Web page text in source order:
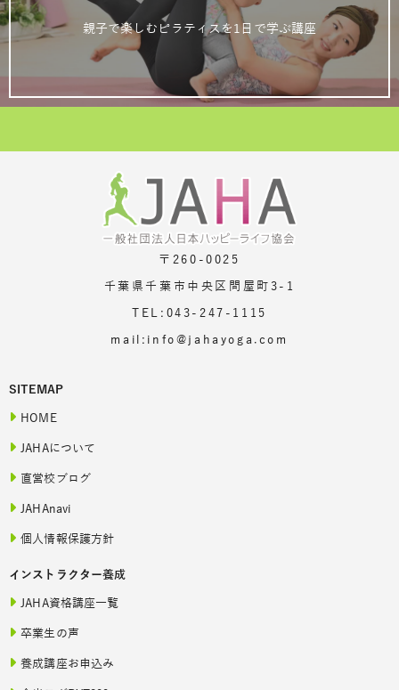
親子で楽しむピラティスを1日で学ぶ講座
〒260-0025
千葉県千葉市中央区問屋町3-1
TEL:043-247-1115
mail:info@jahayoga.com
SITEMAP
HOME
JAHAについて
直営校ブログ
JAHAnavi
個人情報保護方針
インストラクター養成
JAHA資格講座一覧
卒業生の声
養成講座お申込み